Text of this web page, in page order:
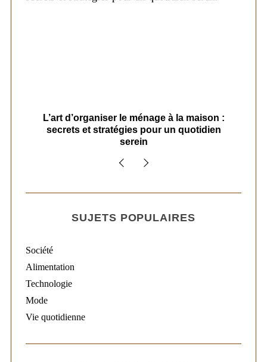
L’art d’organiser le ménage à la maison :
secrets et stratégies pour un quotidien
serein
SUJETS POPULAIRES
Société
Alimentation
Technologie
Mode
Vie quotidienne